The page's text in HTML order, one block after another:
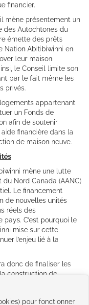
financier.
mène présentement un
des Autochtones du
émette des prêts
Nation Abitibiwinni en
leur maison
le Conseil limite son
par le fait même les
privés.
appartenant
un Fonds de
afin de soutenir
financière dans la
de maison neuve.
mène une lutte
Nord Canada (AANC)
Le financement
de nouvelles unités
réels des
C’est pourquoi le
mise sur cette
l’enjeu lié à la
donc de finaliser les
construction de
2018-2019.
pour fonctionner